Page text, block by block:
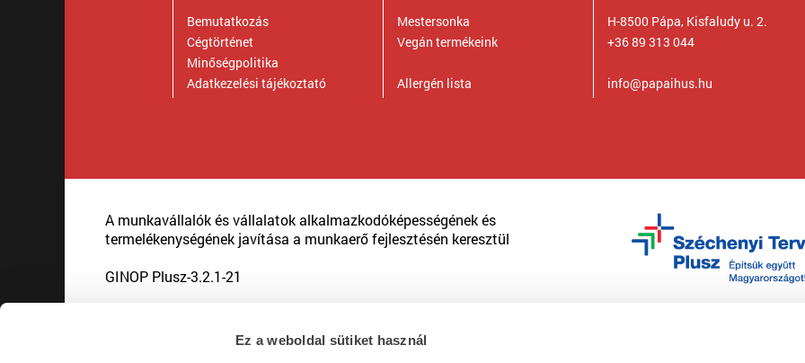
Ez a weboldal sütiket használ
Bemutatkozás
Cégtörténet
Minőségpolitika
Adatkezelési tájékoztató
Mestersonka
Vegán termékeink
Allergén lista
H-8500 Pápa, Kisfaludy u. 2.
+36 89 313 044
info@papaihus.hu
A munkavállalók és vállalatok alkalmazkodóképességének és
termelékenységének javítása a munkaerő fejlesztésén keresztül
GINOP Plusz-3.2.1-21